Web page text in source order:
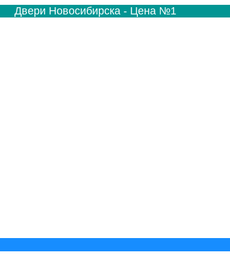
Двери Новосибирска - Цена №1